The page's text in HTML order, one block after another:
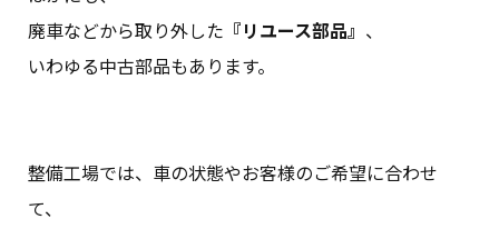
廃車などから取り外した 『リユース部品』 、
いわゆる中古部品もあります。
整備工場では、車の状態やお客様のご希望に合わせ
て、